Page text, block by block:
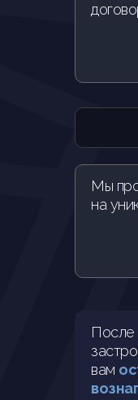
Мы
на
После
вам